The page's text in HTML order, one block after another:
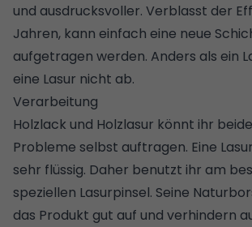
und ausdrucksvoller. Verblasst der
Jahren, kann einfach eine neue
aufgetragen werden. Anders als ein
eine Lasur nicht ab.
Verarbeitung
Holzlack und Holzlasur könnt ihr
Probleme selbst auftragen. Eine
sehr flüssig. Daher benutzt ihr am
speziellen Lasurpinsel. Seine
das Produkt gut auf und verhindern